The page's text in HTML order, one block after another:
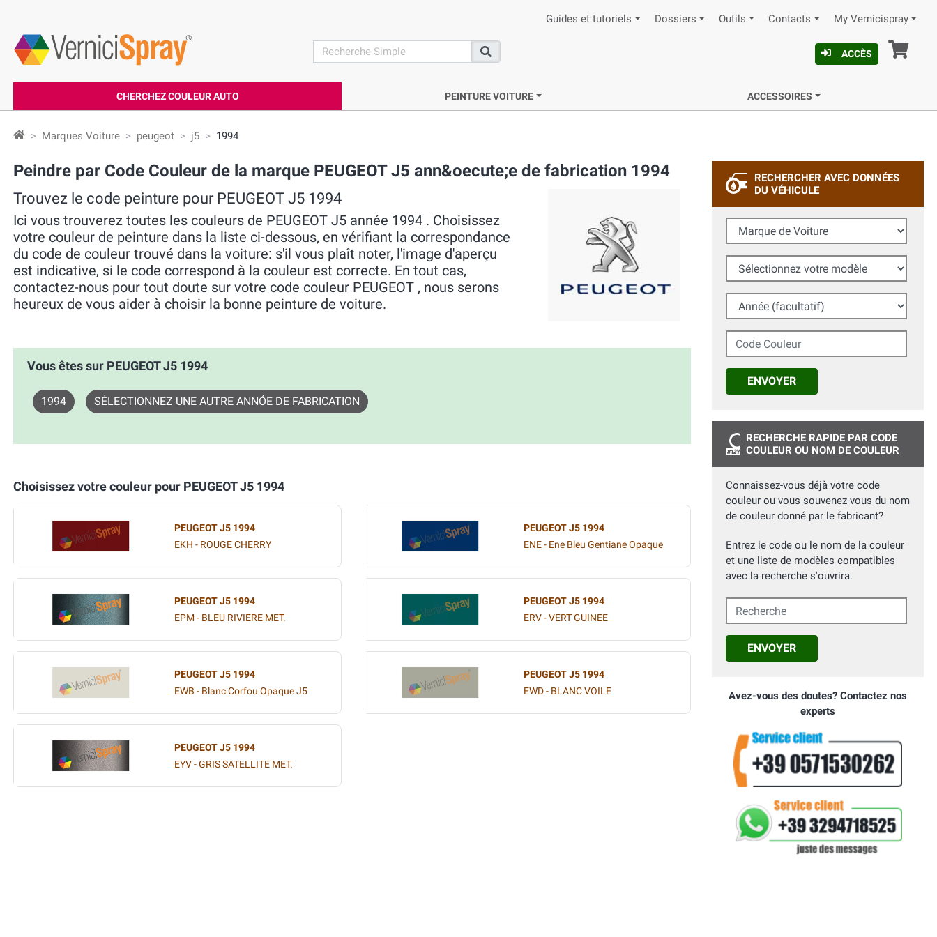
Guides et tutoriels Dossiers Outils Contacts My Vernicispray
search
Recherche
ACCÈS
CHERCHEZ COULEUR AUTO PEINTURE VOITURE ACCESSOIRES
Marques Voiture peugeot j5 1994
Peindre par Code Couleur de la marque PEUGEOT J5 ann&oecute;e de fabrication 1994
Trouvez le code peinture pour PEUGEOT J5 1994
Ici vous trouverez toutes les couleurs de PEUGEOT J5 année 1994 . Choisissez
votre couleur de peinture dans la liste ci-dessous, en vérifiant la correspondance
du code de couleur trouvé dans la voiture: s'il vous plaît noter, l'image d'aperçu
est indicative, si le code correspond à la couleur est correcte. En tout cas,
contactez-nous pour tout doute sur votre code couleur PEUGEOT , nous serons
heureux de vous aider à choisir la bonne peinture de voiture.
Vous êtes sur PEUGEOT J5 1994
1994 SÉLECTIONNEZ UNE AUTRE ANNÓE DE FABRICATION
Choisissez votre couleur pour PEUGEOT J5 1994
PEUGEOT J5 1994
EKH - ROUGE CHERRY
PEUGEOT J5 1994
ENE - Ene Bleu Gentiane Opaque
PEUGEOT J5 1994
EPM - BLEU RIVIERE MET.
PEUGEOT J5 1994
ERV - VERT GUINEE
PEUGEOT J5 1994
EWB - Blanc Corfou Opaque J5
PEUGEOT J5 1994
EWD - BLANC VOILE
PEUGEOT J5 1994
EYV - GRIS SATELLITE MET.
RECHERCHER AVEC DONNÉES
DU VÉHICULE
Marque de Voiture
Sélectionnez votre modèle
Année (facultatif)
Code Couleur
ENVOYER
RECHERCHE RAPIDE PAR CODE
COULEUR OU NOM DE COULEUR
Connaissez-vous déjà votre code
couleur ou vous souvenez-vous du nom
de couleur donné par le fabricant?
Entrez le code ou le nom de la couleur
et une liste de modèles compatibles
avec la recherche s'ouvrira.
Recherche
ENVOYER
Avez-vous des doutes? Contactez nos
experts